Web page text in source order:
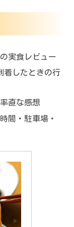
実食レビュー
着したときの行
直な感想
間・駐車場・